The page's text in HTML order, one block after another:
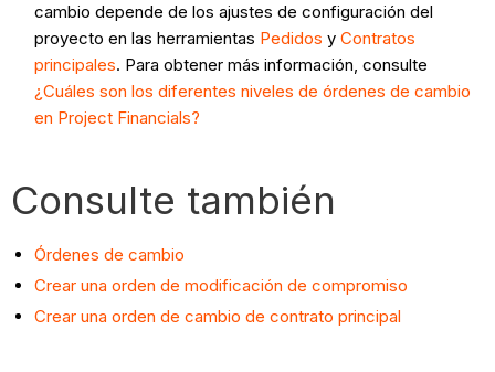
cambio depende de los ajustes de configuración del
proyecto en las herramientas Pedidos yContratos
principales. Para obtener más información, consulte
¿Cuáles son los diferentes niveles de órdenes de cambio
en Project Financials?
Consulte también
Órdenes de cambio
Crear una orden de modificación de compromiso
Crear una orden de cambio de contrato principal